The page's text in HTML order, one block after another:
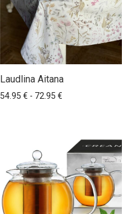
Laudlina Aitana
54.95 € - 72.95 €